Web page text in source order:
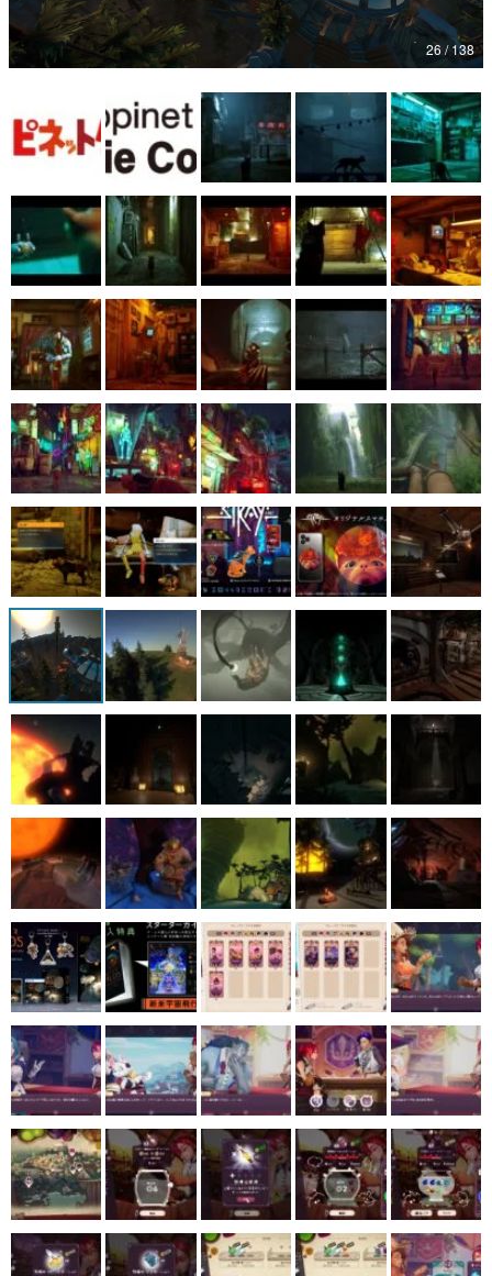
電ファミニコゲーマーとは？
運営：株式会社マレ
26 / 138